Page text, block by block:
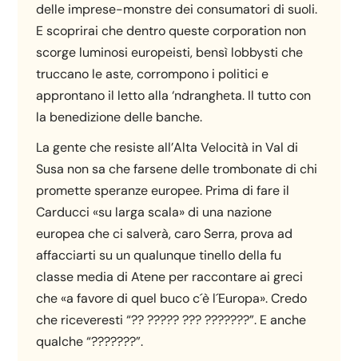
delle imprese-monstre dei consumatori di suoli.
E scoprirai che dentro queste corporation non
scorge luminosi europeisti, bensì lobbysti che
truccano le aste, corrompono i politici e
approntano il letto alla ‘ndrangheta. Il tutto con
la benedizione delle banche.
La gente che resiste all’Alta Velocità in Val di
Susa non sa che farsene delle trombonate di chi
promette speranze europee. Prima di fare il
Carducci «su larga scala» di una nazione
europea che ci salverà, caro Serra, prova ad
affacciarti su un qualunque tinello della fu
classe media di Atene per raccontare ai greci
che «a favore di quel buco c´è l´Europa». Credo
che riceveresti “?? ????? ??? ???????”. E anche
qualche “???????”.